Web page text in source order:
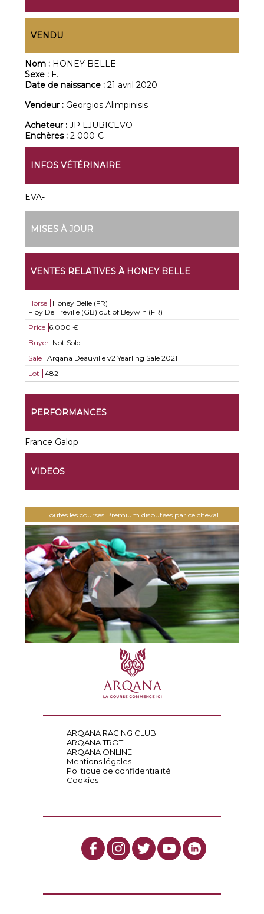
VENDU
Nom : HONEY BELLE
Sexe : F.
Date de naissance :21 avril 2020
Vendeur : Georgios Alimpinisis
Acheteur :JP LJUBICEVO
Enchères :2 000 €
INFOS VÉTÉRINAIRE
EVA-
MISES À JOUR
VENTES RELATIVES À HONEY BELLE
Horse
Honey Belle (FR)
F by De Treville (GB) out of Beywin (FR)
Price 6.000 €
Buyer Not Sold
Sale
Arqana Deauville v2 Yearling Sale 2021
Lot
482
PERFORMANCES
France Galop
VIDEOS
Toutes les courses Premium disputées par ce cheval
ARQANA RACING CLUB
ARQANA TROT
ARQANA ONLINE
Mentions légales
Politique de confidentialité
Cookies